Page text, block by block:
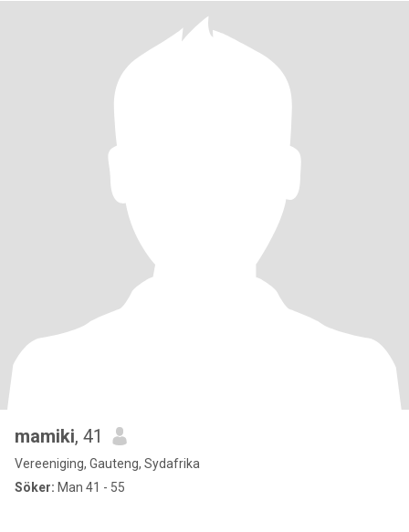
mamiki, 41
Vereeniging, Gauteng, Sydafrika
Söker: Man 41 - 55